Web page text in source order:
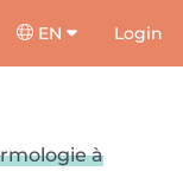
EN Login
à